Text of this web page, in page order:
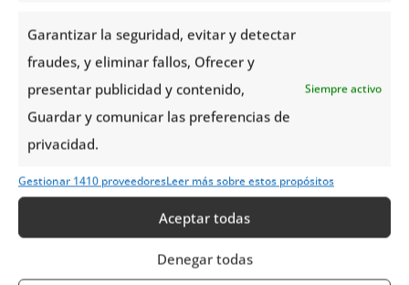
Garantizar la seguridad, evitar y detectar
fraudes, y eliminar fallos, Ofrecer y
presentar publicidad y contenido,
Guardar y comunicar las preferencias de
privacidad.
Siempre activo
Gestionar 1410 proveedoresLeer más sobre estos propósitos
Aceptar todas
Denegar todas